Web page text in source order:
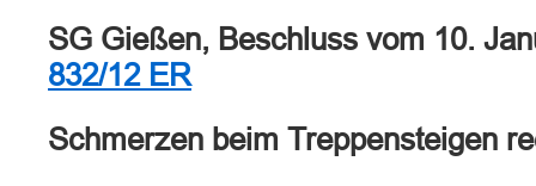
SG Gießen, Beschluss vom 10.
832/12 ER
Schmerzen beim Treppensteigen